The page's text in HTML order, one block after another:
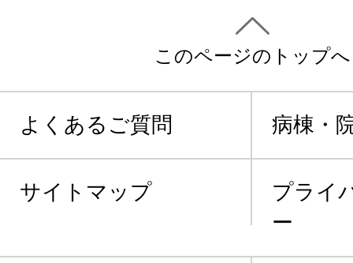
このページのトップへ
よくあるご質問 病棟・
サイトマップ
プライ
ー